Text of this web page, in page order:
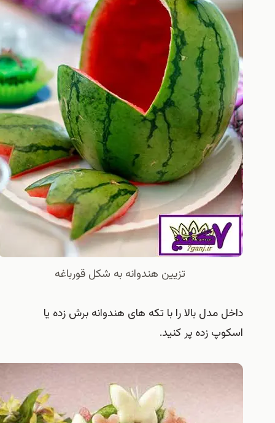
تزیین هندوانه به شکل قورباغه
مدل بالا را با تکه های هندوانه برش زده یا
زده پر کنید.